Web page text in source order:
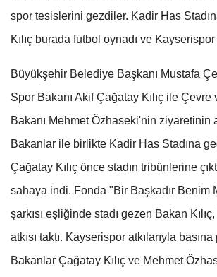
spor tesislerini gezdiler. Kadir Has
Kılıç burada futbol oynadı ve Kayserispor
Büyükşehir Belediye Başkanı Mustafa
Spor Bakanı Akif Çağatay Kılıç ile
Bakanı Mehmet Özhaseki'nin ziyaretinin
Bakanlar ile birlikte Kadir Has Stadına
Çağatay Kılıç önce stadın tribünlerine
sahaya indi. Fonda "Bir Başkadır Benim
şarkısı eşliğinde stadı gezen Bakan
atkısı taktı. Kayserispor atkılarıyla
Bakanlar Çağatay Kılıç ve Mehmet